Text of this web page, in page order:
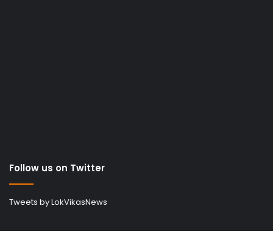
Follow us on Twitter
Tweets by LokVikasNews